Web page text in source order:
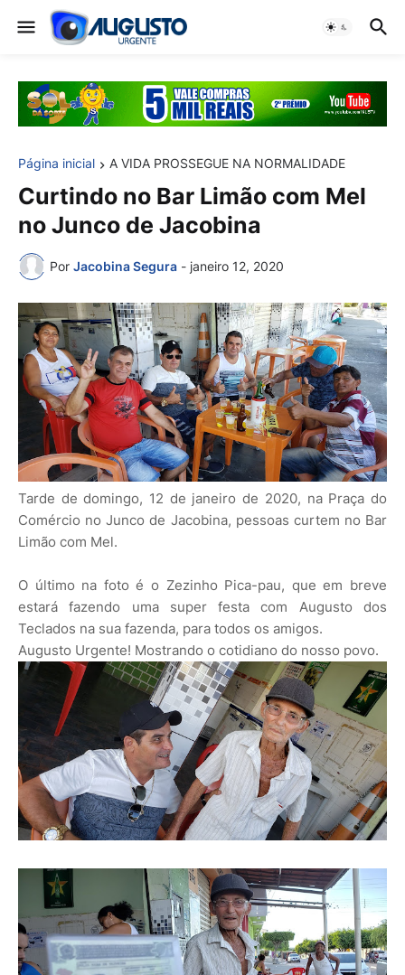
Página inicial A VIDA PROSSEGUE NA NORMALIDADE
Curtindo no Bar Limão com Mel
no Junco de Jacobina
Por Jacobina Segura - janeiro 12, 2020
Tarde de domingo, 12 de janeiro de 2020, na Praça do
Comércio no Junco de Jacobina, pessoas curtem no Bar
Limão com Mel.
O último na foto é o Zezinho Pica-pau, que em breve
estará fazendo uma super festa com Augusto dos
Teclados na sua fazenda, para todos os amigos.
Augusto Urgente! Mostrando o cotidiano do nosso povo.